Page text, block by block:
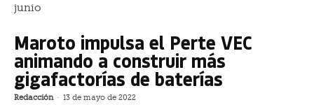
junio
Maroto impulsa el Perte VEC
animando a construir más
gigafactorías de baterías
Redacción - 13 de mayo de 2022